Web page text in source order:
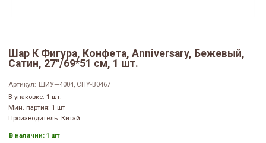
Шар К Фигура, Конфета, Anniversary, Бежевый,
Сатин, 27"/69*51 см, 1 шт.
Артикул: ШИУ—4004, CHY-B0467
В упаковке: 1 шт.
Мин. партия: 1 шт
Производитель: Китай
В наличии: 1 шт